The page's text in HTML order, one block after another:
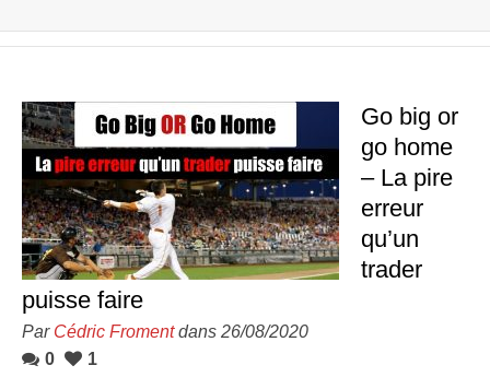
Go big or
go home
– La pire
erreur
qu’un
trader
puisse faire
Par Cédric Fromentdans 26/08/2020
0
1